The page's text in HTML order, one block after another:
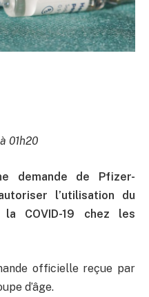
01h20
demande de Pfizer-
l’utilisation du
COVID-19 chez les
officielle reçue par
d’âge.